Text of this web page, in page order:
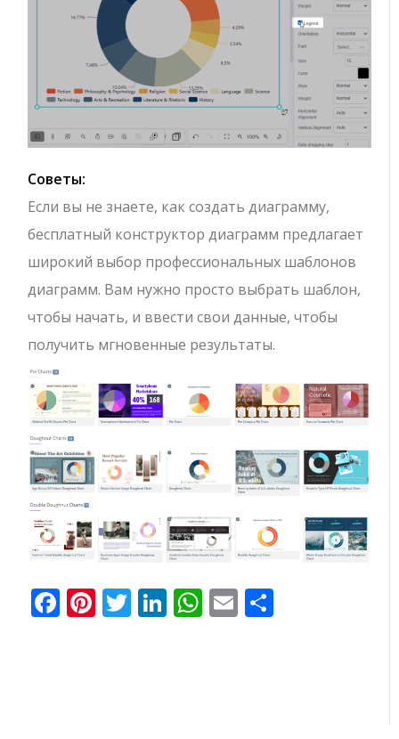
Советы:
Если вы не знаете, как создать диаграмму,
бесплатный конструктор диаграмм предлагает
широкий выбор профессиональных шаблонов
диаграмм. Вам нужно просто выбрать шаблон,
чтобы начать, и ввести свои данные, чтобы
получить мгновенные результаты.
Facebook
Pinterest
Twitter
LinkedIn
WhatsApp
Email